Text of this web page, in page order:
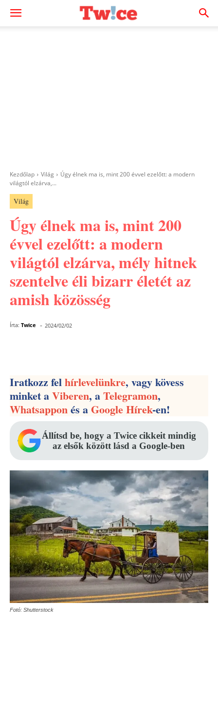
Kezdőlap Világ
Úgy élnek ma is, mint 200 évvel ezelőtt: a modern
világtól elzárva,...
Világ
Úgy élnek ma is, mint 200
évvel ezelőtt: a modern
világtól elzárva, mély hitnek
szentelve éli bizarr életét az
amish közösség
Írta: Twice - 2024/02/02
Iratkozz felhírlevelünkre, vagy kövess
minket aViberen, aTelegramon,
Whatsapponés aGoogle Hírek-en!
Állítsd be, hogy a Twice cikkeit mindig
az elsők között lásd a Google-ben
Fotó: Shutterstock